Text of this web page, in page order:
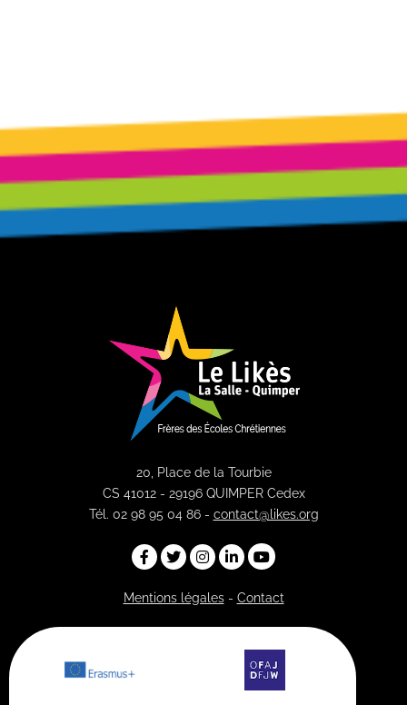
20, Place de la Tourbie
CS 41012 - 29196 QUIMPER Cedex
Tél. 02 98 95 04 86 - contact@likes.org
Mentions légales- Contact